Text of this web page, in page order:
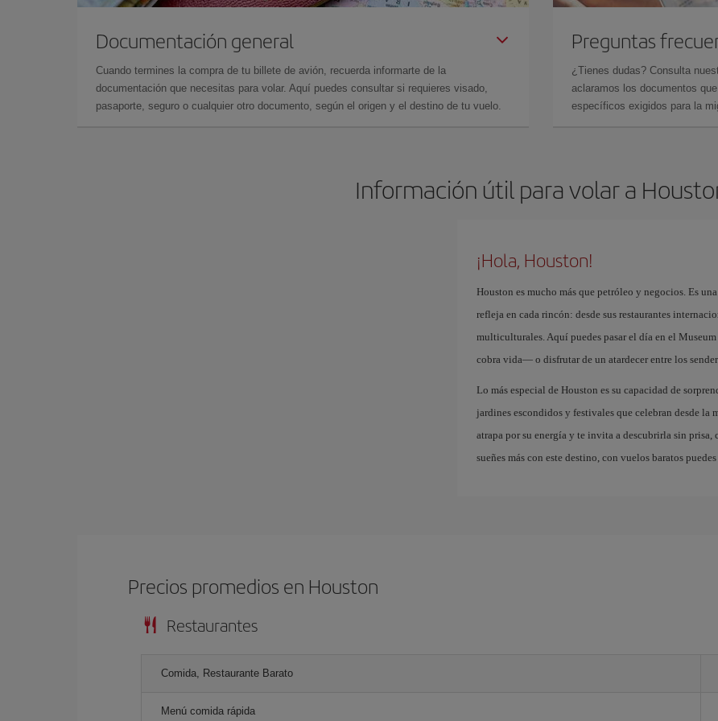
Documentación general
Cuando termines la compra de tu billete de avión, recuerda informarte de la
documentación que necesitas para volar. Aquí puedes consultar si requieres visado,
pasaporte, seguro o cualquier otro documento, según el origen y el destino de tu vuelo.
Preguntas
¿Tienes dudas? Consulta
aclaramos los documentos
específicos exigidos para la
Información útil para volar a
¡Hola, Houston!
Houston es mucho más que petróleo y negocios. Es
refleja en cada rincón: desde sus restaurantes
multiculturales. Aquí puedes pasar el día en el
cobra vida— o disfrutar de un atardecer entre los
Lo más especial de Houston es su capacidad de
jardines escondidos y festivales que celebran desde
atrapa por su energía y te invita a descubrirla sin
sueñes más con este destino, con vuelos baratos
Precios promedios en Houston
Restaurantes
Comida, Restaurante Barato
Menú comida rápida